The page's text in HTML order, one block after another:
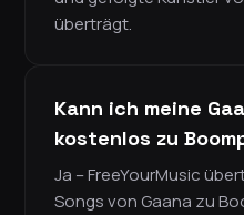
überträgt.
Kann ich meine
kostenlos zu
Ja – FreeYourMusic
Songs von Gaana zu